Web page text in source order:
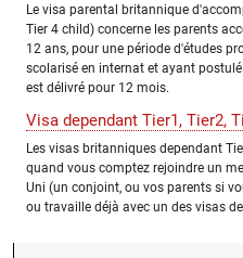
Le visa parental britannique
Tier 4 child) concerne les parents
12 ans, pour une période d'études
scolarisé en internat et ayant
est délivré pour 12 mois.
Visa dependant Tier1, Tier2,
Les visas britanniques dependant
quand vous comptez rejoindre un
Uni (un conjoint, ou vos parents si
ou travaille déjà avec un des visas